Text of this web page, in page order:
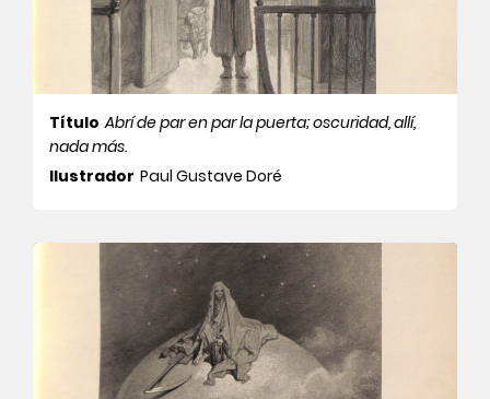
Título Abrí de par en par la puerta; oscuridad, allí,
nada más.
Ilustrador Paul Gustave Doré